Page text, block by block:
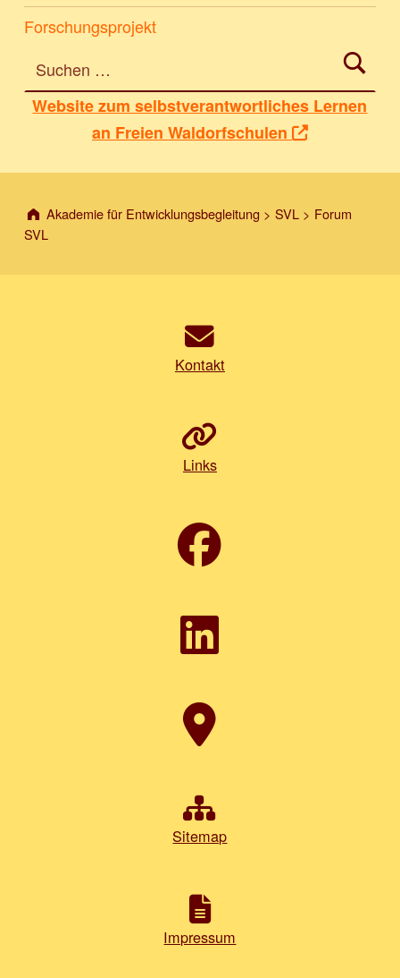
Forschungsprojekt
Website zum selbstverantwortliches Lernen
an Freien Waldorfschulen
Zurück zur Hauptnavigation springen
Akademie für Entwicklungsbegleitung > SVL> Forum
SVL
Kontakt
Links
Sitemap
Impressum